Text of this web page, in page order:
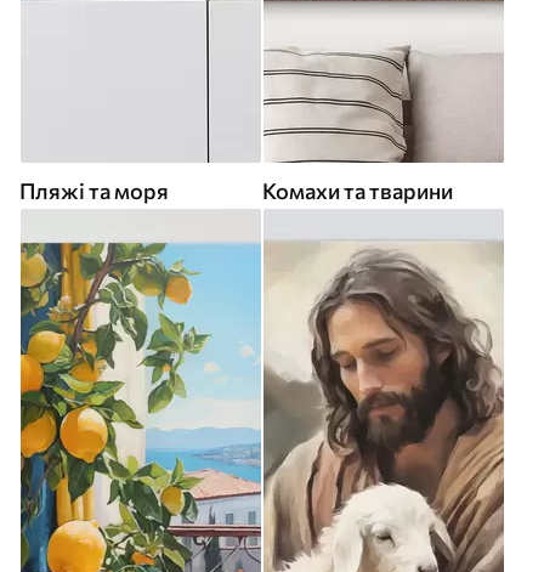
Пляжі та моря Комахи та тварини